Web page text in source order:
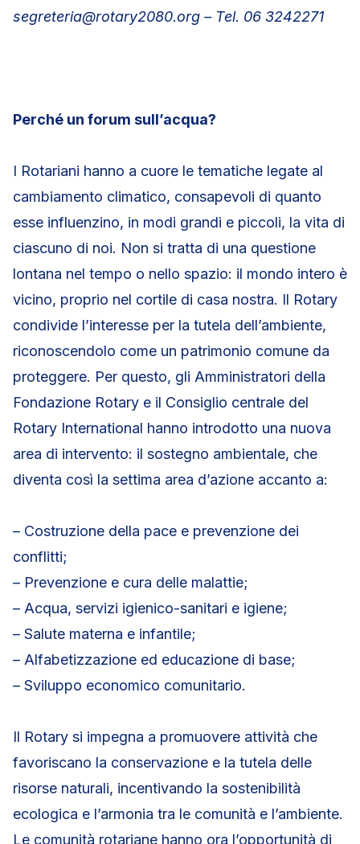
segreteria@rotary2080.org – Tel. 06 3242271
Perché un forum sull’acqua?
I Rotariani hanno a cuore le tematiche legate al
cambiamento climatico, consapevoli di quanto
esse influenzino, in modi grandi e piccoli, la vita di
ciascuno di noi. Non si tratta di una questione
lontana nel tempo o nello spazio: il mondo intero è
vicino, proprio nel cortile di casa nostra. Il Rotary
condivide l’interesse per la tutela dell’ambiente,
riconoscendolo come un patrimonio comune da
proteggere. Per questo, gli Amministratori della
Fondazione Rotary e il Consiglio centrale del
Rotary International hanno introdotto una nuova
area di intervento: il sostegno ambientale, che
diventa così la settima area d’azione accanto a:
– Costruzione della pace e prevenzione dei
conflitti;
– Prevenzione e cura delle malattie;
– Acqua, servizi igienico-sanitari e igiene;
– Salute materna e infantile;
– Alfabetizzazione ed educazione di base;
– Sviluppo economico comunitario.
Il Rotary si impegna a promuovere attività che
favoriscano la conservazione e la tutela delle
risorse naturali, incentivando la sostenibilità
ecologica e l’armonia tra le comunità e l’ambiente.
Le comunità rotariane hanno ora l’opportunità di